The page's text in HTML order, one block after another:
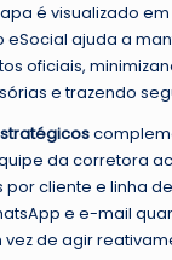
é visualizado
eSocial ajuda a
oficiais,
e trazendo
da corretora
por cliente e linha
e e-mail
vez de agir